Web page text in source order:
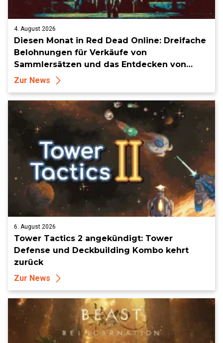
4. August 2026
Diesen Monat in Red Dead Online: Dreifache
Belohnungen für Verkäufe von
Sammlersätzen und das Entdecken von
Sammlerstücken, in Telegramm-Missionen
Zur News
6. August 2026
Tower Tactics 2 angekündigt: Tower
Defense und Deckbuilding Kombo kehrt
zurück
Zur News